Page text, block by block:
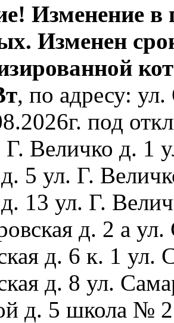
Изменение в
Изменен
, по адресу:
под
Величко д. 1
5 ул. Г.
13 ул. Г.
д. 2 а
д. 6 к. 1 ул.
д. 8 ул.
д. 5 школа №